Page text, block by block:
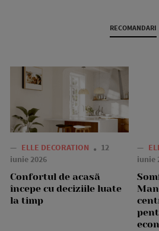
RECOMANDARI
— ELLE DECORATION
12
iunie 2026
Confortul de acasă
începe cu deciziile luate
la timp
—
iunie